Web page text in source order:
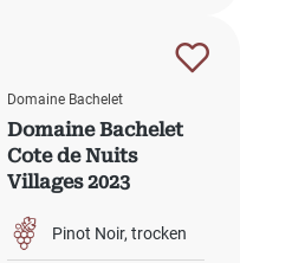
Domaine Bachelet
Domaine Bachelet
Cote de Nuits
Villages 2023
Pinot Noir trocken